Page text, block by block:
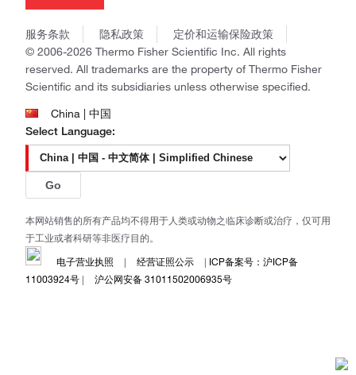
商标
政策和通知
Ion Torrent
Unity Lab Services
Patheon
服务条款 隐私政策
定价和运输保险政策
© 2006-2026 Thermo Fisher Scientific Inc. All rights
reserved. All trademarks are the property of Thermo Fisher
Scientific and its subsidiaries unless otherwise specified.
China | 中国
Select Language:
Go
本网站销售的所有产品均不得用于人类或动物之临床诊断或治疗，仅可用
于工业或者科研等非医疗目的。
电子营业执照
| 经营证照公示 | ICP备案号：沪ICP备
11003924号 | 沪公网安备 31011502006935号